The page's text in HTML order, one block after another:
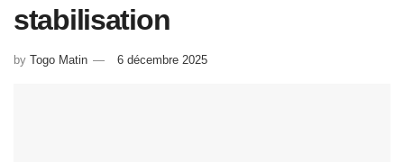
stabilisation
by Togo Matin 6 décembre 2025